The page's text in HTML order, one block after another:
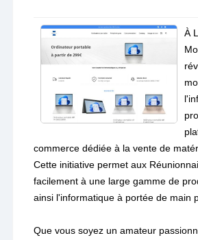
À
commerce dédiée à la vente de
Cette initiative permet aux
facilement à une large gamme de
ainsi l'informatique à portée de main
Que vous soyez un amateur